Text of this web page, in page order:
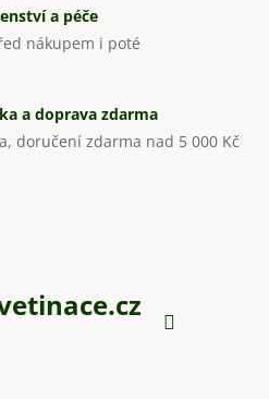
a péče
nákupem i poté
a doprava zdarma
doručení zdarma nad 5 000 Kč